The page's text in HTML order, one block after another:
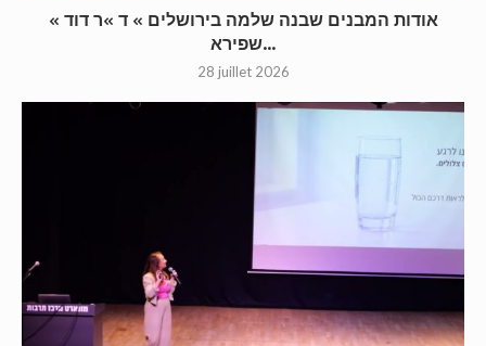
« אודות המבנים שבנה שלמה בירושלים » ד »ר דוד
שפירא...
28 juillet 2026